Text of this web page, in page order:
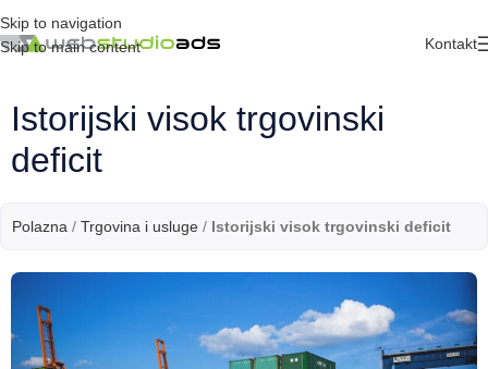
Skip to navigation
Skip to main content
Kontakt
Istorijski visok trgovinski
deficit
Polazna / Trgovina i usluge / Istorijski visok trgovinski deficit